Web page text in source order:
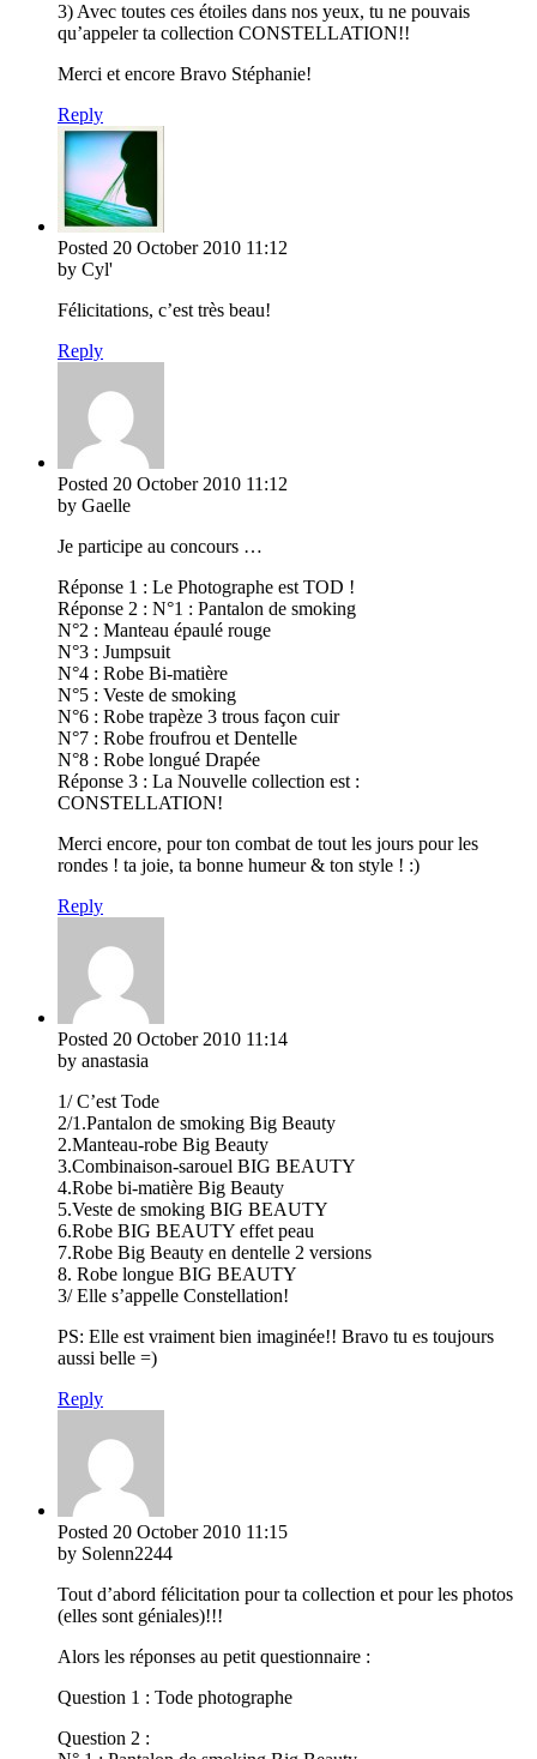
3) Avec toutes ces étoiles dans nos yeux, tu ne pouvais
qu’appeler ta collection CONSTELLATION!!
Merci et encore Bravo Stéphanie!
Reply
Posted 20 October 2010 11:12
by Cyl'
Félicitations, c’est très beau!
Reply
Posted 20 October 2010 11:12
by Gaelle
Je participe au concours …
Réponse 1 : Le Photographe est TOD !
Réponse 2 : N°1 : Pantalon de smoking
N°2 : Manteau épaulé rouge
N°3 : Jumpsuit
N°4 : Robe Bi-matière
N°5 : Veste de smoking
N°6 : Robe trapèze 3 trous façon cuir
N°7 : Robe froufrou et Dentelle
N°8 : Robe longué Drapée
Réponse 3 : La Nouvelle collection est :
CONSTELLATION!
Merci encore, pour ton combat de tout les jours pour les
rondes ! ta joie, ta bonne humeur & ton style ! :)
Reply
Posted 20 October 2010 11:14
by anastasia
1/ C’est Tode
2/1.Pantalon de smoking Big Beauty
2.Manteau-robe Big Beauty
3.Combinaison-sarouel BIG BEAUTY
4.Robe bi-matière Big Beauty
5.Veste de smoking BIG BEAUTY
6.Robe BIG BEAUTY effet peau
7.Robe Big Beauty en dentelle 2 versions
8. Robe longue BIG BEAUTY
3/ Elle s’appelle Constellation!
PS: Elle est vraiment bien imaginée!! Bravo tu es toujours
aussi belle =)
Reply
Posted 20 October 2010 11:15
by Solenn2244
Tout d’abord félicitation pour ta collection et pour les photos
(elles sont géniales)!!!
Alors les réponses au petit questionnaire :
Question 1 : Tode photographe
Question 2 :